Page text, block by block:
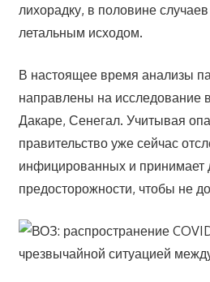
лихорадку, в половине
летальным исходом.
В настоящее время анализы
направлены на исследование
Дакаре, Сенегал. Учитывая
правительство уже сейчас
инфицированных и принимает
предосторожности, чтобы не